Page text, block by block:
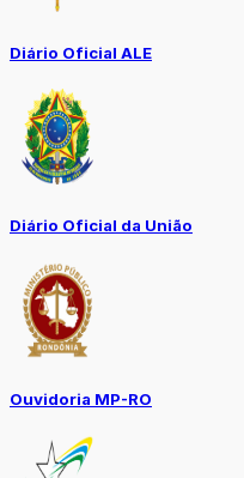
Diário Oficial ALE
Diário Oficial da União
Ouvidoria MP-RO